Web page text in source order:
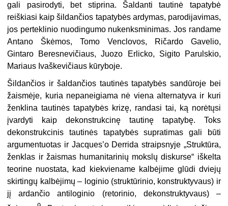
gali pasirodyti, bet stiprina. Šaldanti tautinė tapatybė
reiškiasi kaip šildančios tapatybės ardymas, parodijavimas,
jos perteklinio nuodingumo nukenksminimas. Jos randame
Antano Škėmos, Tomo Venclovos, Ričardo Gavelio,
Gintaro Beresnevičiaus, Juozo Erlicko, Sigito Parulskio,
Mariaus Ivaškevičiaus kūryboje.
Šildančios ir šaldančios tautinės tapatybės sandūroje bei
žaismėje, kuria nepaneigiama nė viena alternatyva ir kuri
ženklina tautinės tapatybės krizę, randasi tai, ką norėtųsi
įvardyti kaip dekonstrukcinę tautinę tapatybę. Toks
dekonstrukcinis tautinės tapatybės supratimas gali būti
argumentuotas ir Jacques’o Derrida straipsnyje „Struktūra,
ženklas ir žaismas humanitarinių mokslų diskurse“ iškelta
teorine nuostata, kad kiekviename kalbėjime glūdi dviejų
skirtingų kalbėjimų – loginio (struktūrinio, konstruktyvaus) ir
jį ardančio antiloginio (retorinio, dekonstruktyvaus) –